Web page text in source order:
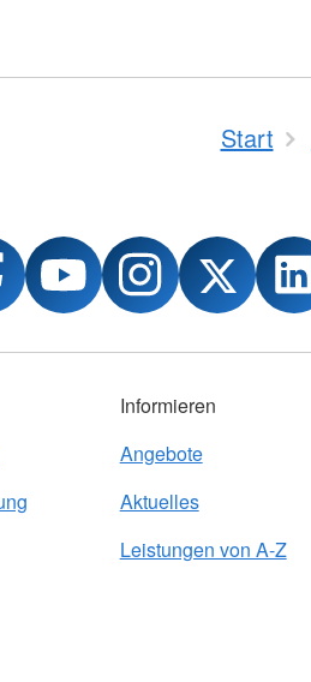
Start
Informieren
Angebote
Aktuelles
Leistungen von A-Z